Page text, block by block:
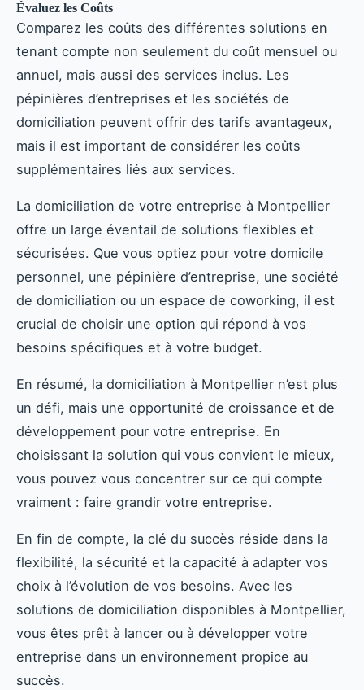
Évaluez les Coûts
Comparez les coûts des différentes solutions en
tenant compte non seulement du coût mensuel ou
annuel, mais aussi des services inclus. Les
pépinières d’entreprises et les sociétés de
domiciliation peuvent offrir des tarifs avantageux,
mais il est important de considérer les coûts
supplémentaires liés aux services.
La domiciliation de votre entreprise à Montpellier
offre un large éventail de solutions flexibles et
sécurisées. Que vous optiez pour votre domicile
personnel, une pépinière d’entreprise, une société
de domiciliation ou un espace de coworking, il est
crucial de choisir une option qui répond à vos
besoins spécifiques et à votre budget.
En résumé, la domiciliation à Montpellier n’est plus
un défi, mais une opportunité de croissance et de
développement pour votre entreprise. En
choisissant la solution qui vous convient le mieux,
vous pouvez vous concentrer sur ce qui compte
vraiment : faire grandir votre entreprise.
En fin de compte, la clé du succès réside dans la
flexibilité, la sécurité et la capacité à adapter vos
choix à l’évolution de vos besoins. Avec les
solutions de domiciliation disponibles à Montpellier,
vous êtes prêt à lancer ou à développer votre
entreprise dans un environnement propice au
succès.